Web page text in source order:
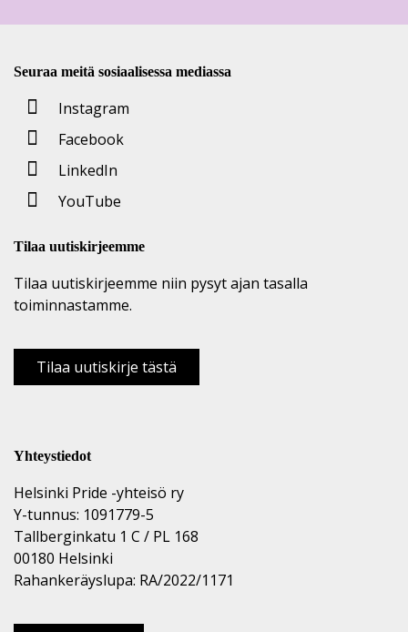
Seuraa meitä sosiaalisessa mediassa
Instagram
Facebook
LinkedIn
YouTube
Tilaa uutiskirjeemme
Tilaa uutiskirjeemme niin pysyt ajan tasalla
toiminnastamme.
Tilaa uutiskirje tästä
Yhteystiedot
Helsinki Pride -yhteisö ry
Y-tunnus: 1091779-5
Tallberginkatu 1 C / PL 168
00180 Helsinki
Rahankeräyslupa: RA/2022/1171